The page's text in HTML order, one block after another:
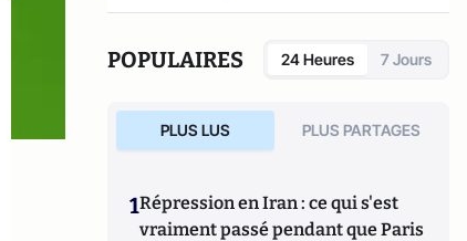
POPULAIRES 24 Heures 7 Jours
PLUS LUS PLUS PARTAGES
1Répression en Iran : ce qui s'est
vraiment passé pendant que Paris